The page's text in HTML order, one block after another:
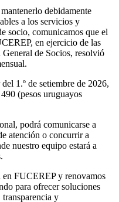
debidamente
a los servicios y
socio, comunicamos que el
en ejercicio de las
de Socios, resolvió
1.º de setiembre de 2026,
(pesos uruguayos
podrá comunicarse a
atención o concurrir a
nuestro equipo estará a
en FUCEREP y renovamos
para ofrecer soluciones
y